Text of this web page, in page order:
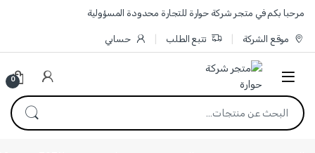
Skip to navigation
Skip to content
مرحبا بكم في متجر شركة حوارة للتجارة محدودة المسؤولية
موقع الشركة تتبع الطلب حسابي
0
البحث عن: